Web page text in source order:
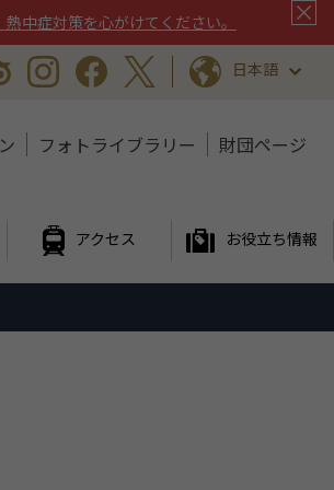
中症対策を心がけてください。
日本語
フォトライブラリー 財団ページ
アクセス お役立ち情報